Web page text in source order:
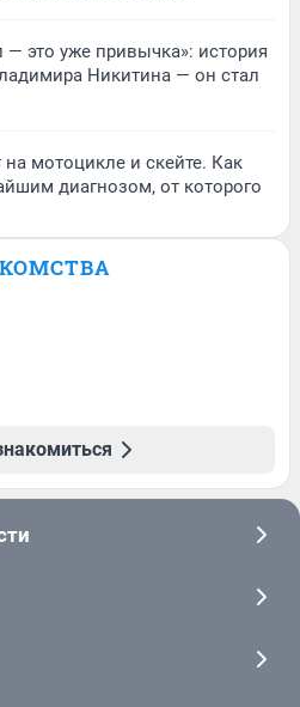
это уже привычка»: история
Никитина — он стал
на мотоцикле и скейте. Как
диагнозом, от которого